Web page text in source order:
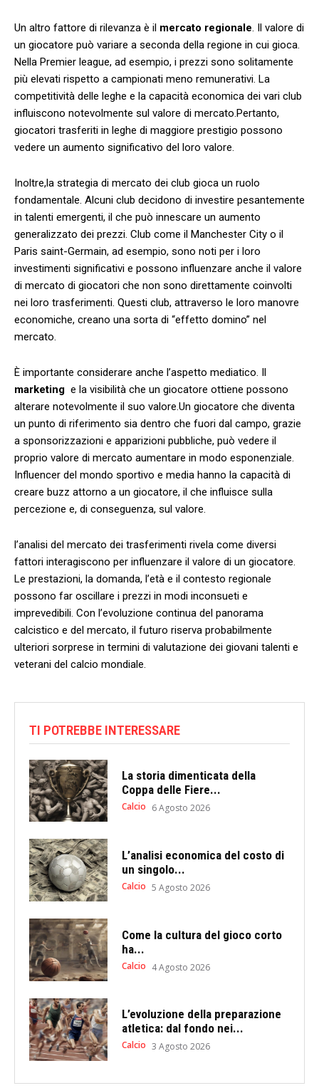
Un altro fattore di rilevanza è il mercato regionale . Il ​valore di
un‌ giocatore può variare a seconda della regione⁢ in cui gioca.
Nella⁢ Premier league, ad esempio, i‍ prezzi sono solitamente‌
più elevati rispetto a⁤ campionati ‍meno⁣ remunerativi. La
competitività delle ⁢leghe e la capacità​ economica dei vari ​club
influiscono notevolmente ‍sul valore di mercato.Pertanto,
giocatori ⁢trasferiti in leghe ‌di maggiore prestigio possono‍
vedere un aumento ​significativo del loro ⁣valore.
Inoltre,la strategia di mercato⁤ dei club gioca un ruolo
fondamentale. Alcuni club decidono⁤ di investire pesantemente⁤
in talenti‌ emergenti, il che può innescare ⁢un aumento
generalizzato dei prezzi. ​Club come​ il Manchester City o il
‌Paris saint-Germain, ad ‍esempio, sono‌ noti per⁢ i loro
investimenti significativi e possono influenzare anche il valore
di mercato di ​giocatori che non sono ​direttamente ⁣coinvolti
nei loro trasferimenti. Questi club, attraverso le loro manovre
economiche, creano una ​sorta di “effetto domino”⁢ nel
mercato.
È importante considerare ‌anche l’aspetto mediatico. Il
marketing ‍ e la visibilità ​che un ⁢giocatore ottiene possono
alterare ⁣notevolmente⁢ il suo⁣ valore.Un giocatore che diventa
un punto di ⁤riferimento sia‌ dentro che fuori dal campo, grazie
a sponsorizzazioni e apparizioni pubbliche, può vedere il⁣
proprio valore di ‌mercato aumentare ⁤in modo esponenziale.
‍Influencer del mondo sportivo ⁣e media hanno la ⁣capacità di
creare buzz attorno a un giocatore, il che influisce sulla
percezione e,⁣ di conseguenza, sul valore.
l’analisi del mercato dei trasferimenti rivela come diversi
fattori interagiscono ​per influenzare il valore di un giocatore.
Le⁤ prestazioni, la domanda, ⁣l’età e il contesto regionale⁢
possono far oscillare i ​prezzi in modi inconsueti e
imprevedibili. Con l’evoluzione continua del panorama
⁢calcistico e del mercato, il ‌futuro ​riserva⁣ probabilmente
⁣ulteriori sorprese in termini⁣ di ⁢valutazione dei giovani ‌talenti e
veterani del calcio mondiale.
TI POTREBBE INTERESSARE
La storia dimenticata della
Coppa delle Fiere...
Calcio 6 Agosto 2026
L’analisi economica del costo di
un singolo...
Calcio 5 Agosto 2026
Come la cultura del gioco corto
ha...
Calcio 4 Agosto 2026
L’evoluzione della preparazione
atletica: dal fondo nei...
Calcio 3 Agosto 2026